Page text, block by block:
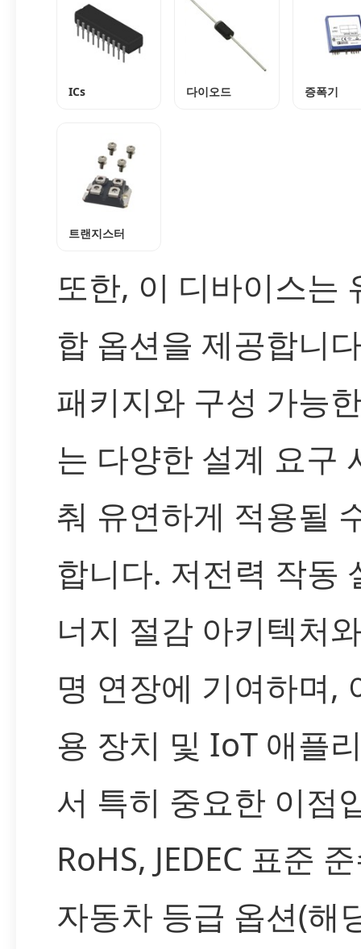
ICs 다이오드 증폭기
트랜지스터
또한, 이 디바이스는
합 옵션을 제공합니
패키지와 구성 가능
는 다양한 설계 요구
춰 유연하게 적용될
합니다. 저전력 작동
너지 절감 아키텍처
명 연장에 기여하며,
용 장치 및 IoT 애플
서 특히 중요한 이점
RoHS, JEDEC 표준
자동차 등급 옵션(해